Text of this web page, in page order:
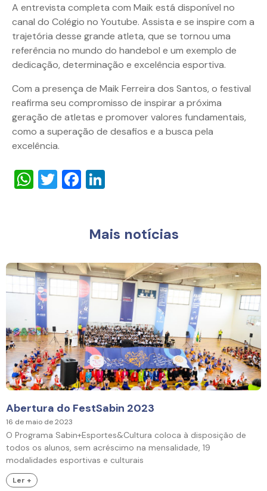
A entrevista completa com Maik está disponível no
canal do Colégio no Youtube. Assista e se inspire com a
trajetória desse grande atleta, que se tornou uma
referência no mundo do handebol e um exemplo de
dedicação, determinação e excelência esportiva.
Com a presença de Maik Ferreira dos Santos, o festival
reafirma seu compromisso de inspirar a próxima
geração de atletas e promover valores fundamentais,
como a superação de desafios e a busca pela
excelência.
WhatsApp
TwitterFacebook
Mais notícias
Abertura do FestSabin 2023
16 de maio de 2023
O Programa Sabin+Esportes&Cultura coloca à disposição de
todos os alunos, sem acréscimo na mensalidade, 19
modalidades esportivas e culturais
Ler +